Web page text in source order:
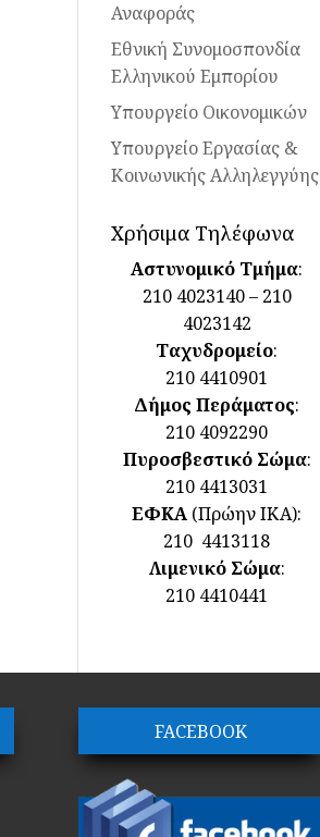
Αναφοράς
Εθνική Συνομοσπονδία
Ελληνικού Εμπορίου
Υπουργείο Οικονομικών
Υπουργείο Εργασίας &
Κοινωνικής Αλληλεγγύης
Χρήσιμα Τηλέφωνα
Αστυνομικό Τμήμα:
210 4023140 – 210
4023142
Ταχυδρομείο:
210 4410901
Δήμος Περάματος:
210 4092290
Πυροσβεστικό Σώμα:
210 4413031
ΕΦΚΑ (Πρώην ΙΚΑ):
210 4413118
Λιμενικό Σώμα:
210 4410441
FACEBOOK